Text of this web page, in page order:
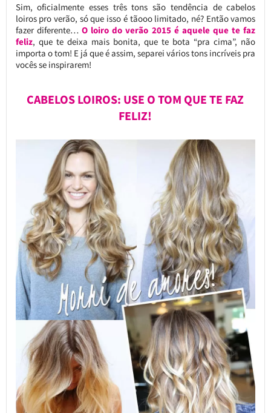
Sim, oficialmente esses três tons são tendência de cabelos
loiros pro verão, só que isso é tãooo limitado, né? Então vamos
fazer diferente… O loiro do verão 2015 é aquele que te faz
feliz, que te deixa mais bonita, que te bota “pra cima”, não
importa o tom! E já que é assim, separei vários tons incríveis pra
vocês se inspirarem!
CABELOS LOIROS: USE O TOM QUE TE FAZ
FELIZ!